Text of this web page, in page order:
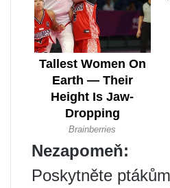
Nezapomeň:
Poskytněte